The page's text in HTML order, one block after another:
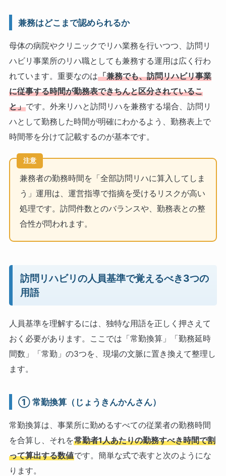
兼務はどこまで認められるか
母体の病院やクリニックでリハ業務を行いつつ、訪問リ
ハビリ事業所のリハ職としても兼務する運用は広く行わ
れています。重要なのは「兼務でも、訪問リハビリ事業
に従事する時間が勤務表できちんと区分されているこ
と」です。外来リハと訪問リハを兼務する場合、訪問リ
ハとして勤務した時間が明確にわかるよう、勤務表上で
時間帯を分けて記載するのが基本です。
注意
兼務者の勤務時間を「全部訪問リハに算入してしま
う」運用は、運営指導で指摘を受けるリスクが高い
処理です。訪問件数とのバランスや、勤務表との整
合性が問われます。
訪問リハビリの人員基準で覚えるべき3つの
用語
人員基準を理解するには、独特な用語を正しく押さえて
おく必要があります。ここでは「常勤換算」「勤務延時
間数」「常勤」の3つを、現場の文脈に置き換えて整理し
ます。
① 常勤換算（じょうきんかんさん）
常勤換算は、事業所に勤めるすべての従業者の勤務時間
を合算し、それを常勤者1人あたりの勤務すべき時間で割
って算出する数値です。簡単な式で表すと次のようにな
ります。